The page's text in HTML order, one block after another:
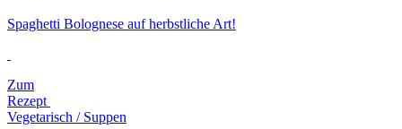
Spaghetti Bolognese auf herbstliche Art!
Zum
Rezept
Vegetarisch / Suppen